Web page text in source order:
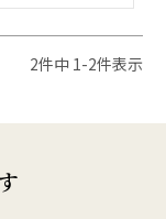
2件中 1 -2件表示